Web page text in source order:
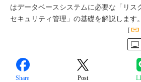
はデータベースシステムに必要な「リス
セキュリティ管理」の基礎を解説します。
[
Share Post